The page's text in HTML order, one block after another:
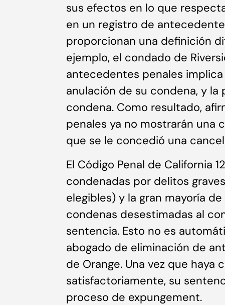
sus efectos en lo que
en un registro de
proporcionan una definición
ejemplo, el condado de
antecedentes penales
anulación de su condena, y
condena. Como resultado,
penales ya no mostrarán una
que se le concedió una
El Código Penal de California
condenadas por delitos
elegibles) y la gran mayoría
condenas desestimadas al
sentencia. Esto no es
abogado de eliminación de
de Orange. Una vez que
satisfactoriamente, su
proceso de expungement.